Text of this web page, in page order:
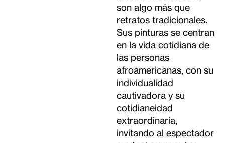
son algo más que
retratos tradicionales.
Sus pinturas se centran
en la vida cotidiana de
las personas
afroamericanas, con su
individualidad
cautivadora y su
cotidianeidad
extraordinaria,
invitando al espectador